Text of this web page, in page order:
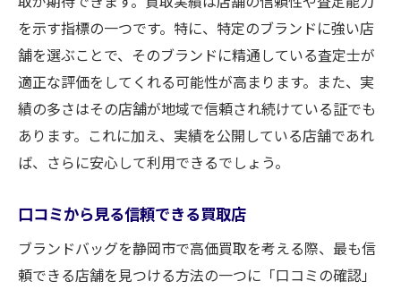
を示す指標の一つです。特に、特定のブランドに強い店
舗を選ぶことで、そのブランドに精通している査定士が
適正な評価をしてくれる可能性が高まります。また、実
績の多さはその店舗が地域で信頼され続けている証でも
あります。これに加え、実績を公開している店舗であれ
ば、さらに安心して利用できるでしょう。
口コミから見る信頼できる買取店
ブランドバッグを静岡市で高価買取を考える際、最も信
頼できる店舗を見つける方法の一つに「口コミの確認」